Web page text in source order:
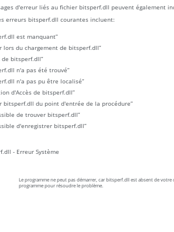
d'erreur liés au fichier bitsperf.dll peuvent également
erreurs bitsperf.dll courantes incluent:
est manquant”
lors du chargement de bitsperf.dll”
de bitsperf.dll”
n'a pas été trouvé”
n'a pas pu être localisé”
d'Accès de bitsperf.dll”
bitsperf.dll du point d'entrée de la procédure”
de trouver bitsperf.dll”
d'enregistrer bitsperf.dll”
- Erreur Système
Le programme ne peut pas démarrer, car bitsperf.dll est absent de votre
programme pour résoudre le problème.